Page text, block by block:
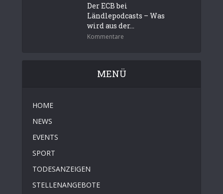
Der ECB bei
Ländlepodcasts – Was
wird aus der...
Kommentare
MENÜ
HOME
NEWS
EVENTS
SPORT
TODESANZEIGEN
STELLENANGEBOTE